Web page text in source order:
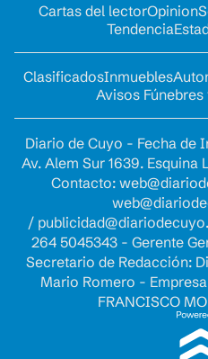
Cartas del lectorOpinion
Tendencia
ClasificadosInmuebles
Avisos
Diario de Cuyo - Fecha de
Av. Alem Sur 1639.
Contacto:
/
264 5045343 - Gerente
Secretario de Redacción:
Mario Romero -
FRANCISCO